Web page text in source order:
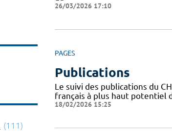
26/03/2026 17:10
PAGES
Publications
Le suivi des publications du
français à plus haut potentiel
18/02/2026 15:25
(111)